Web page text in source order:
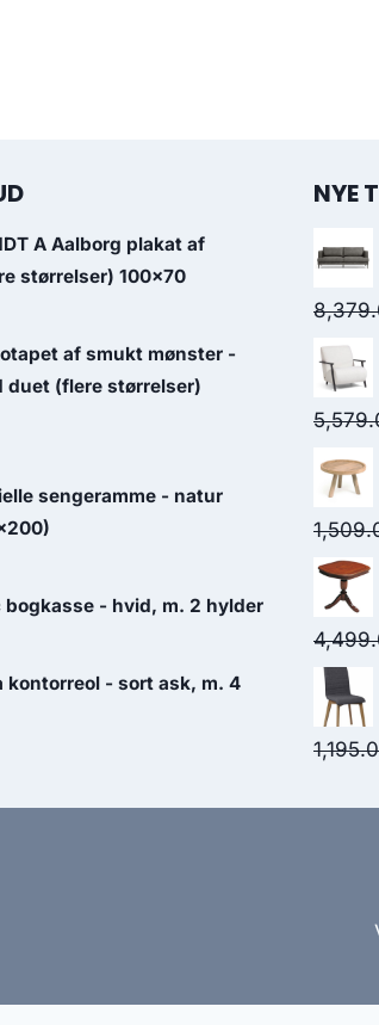
A Aalborg plakat af
størrelser) 100x70
af smukt mønster -
duet (flere størrelser)
sengeramme - natur
bogkasse - hvid, m. 2 hylder
kontorreol - sort ask, m. 4
NYE